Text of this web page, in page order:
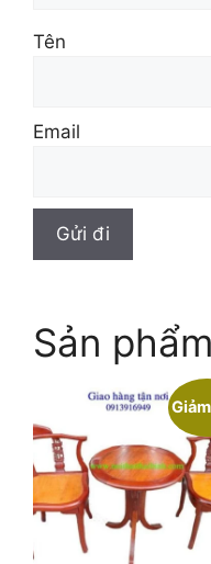
Tên
Email
Sản